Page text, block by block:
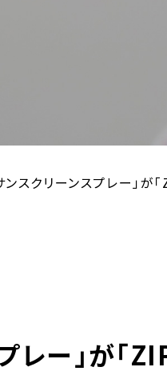
スクリーンスプレー」が
レー」が「